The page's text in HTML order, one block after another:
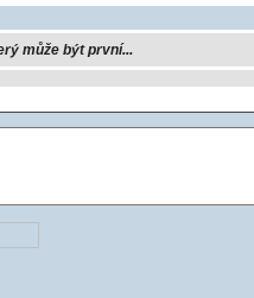
může být první...